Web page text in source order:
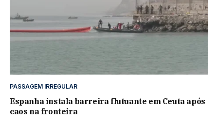
PASSAGEM IRREGULAR
Espanha instala barreira flutuante em Ceuta após
caos na fronteira